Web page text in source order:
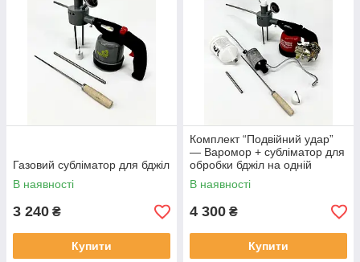
Газовий субліматор для бджіл
В наявності
3 240 ₴
Купити
Комплект “Подвійний удар”
— Варомор + субліматор для
обробки бджіл на одній
горілці
В наявності
4 300 ₴
Купити